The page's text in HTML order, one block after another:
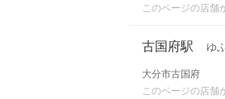
このページの店舗
古国府駅 ゆ
大分市古国府
このページの店舗